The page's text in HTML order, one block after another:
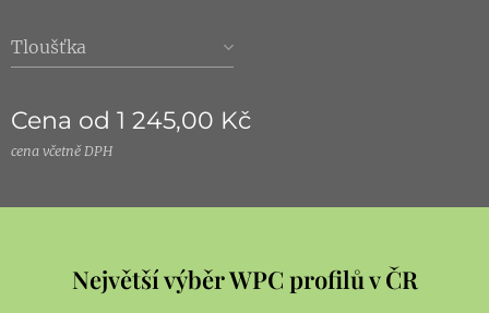
Tloušťka
Cena od 1 245,00 Kč
cena včetně DPH
Největší výběr WPC profilů v ČR